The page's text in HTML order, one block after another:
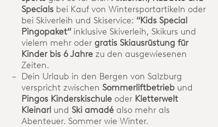
Specials bei Kauf von Wintersportartikeln oder
bei Skiverleih und Skiservice: ‘‘Kids Special
Pingopaket‘‘inklusive Skiverleih, Skikurs und
vielem mehr oder gratis Skiausrüstung für
Kinder bis 6 Jahre zu den ausgewiesenen
Zeiten.
Dein Urlaub in den Bergen von Salzburg
verspricht zwischen Sommerliftbetrieb und
Pingos Kinderskischule oder Kletterwelt
Kleinarl und Ski amadé also mehr als
Abenteuer. Sommer wie Winter.